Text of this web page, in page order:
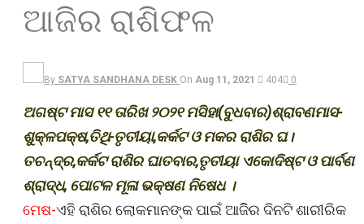
ଆଜିର ରାଶିଫଳ
By SATYA SANDHANA DESK On Aug 11, 2021 404 0
ଅଗଷ୍ଟ ମାସ ୧୧ ତାରିଖ ୨୦୨୧ ମସିହା(ବୁଧବାର)ଶ୍ରାବଣମାସ-
ଶୁକ୍ଳପକ୍ଷ,ତିଥି-ତୃତୀୟା,କର୍କଟ ଓ ମକର ରାଶିର ଘ।
ତଚନ୍ଦ୍ର,କର୍କଟ ରାଶିର ଘାତବାର,ତୃତୀୟା ଏକୋଦିଷ୍ଟ ଓ ପାର୍ବଣ
ଶ୍ରାଦ୍ଧ, ପୋଟଳ ମୂଳା ଭକ୍ଷଣ ନିଷେଧ ।
ମେଷ-ଏହି ରାଶିର ଲୋକମାନଙ୍କ ପାଇଁ ଆଜିିର ଦିନଟି ଶାରୀରିକ